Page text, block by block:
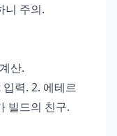
니 주의.
산.
력. 2. 에테르
빌드의 친구.